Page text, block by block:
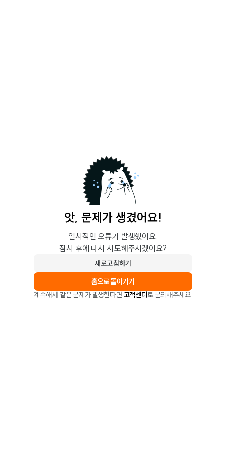
앗, 문제가 생겼어요!
일시적인 오류가 발생했어요.
잠시 후에 다시 시도해주시겠어요?
새로고침하기
홈으로 돌아가기
계속해서 같은 문제가 발생한다면 고객센터로 문의해주세요.